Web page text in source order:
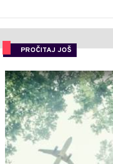
PROČITAJ JOŠ